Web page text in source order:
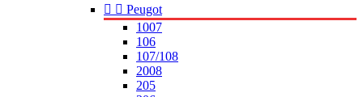
  Peugot
1007
106
107/108
2008
205